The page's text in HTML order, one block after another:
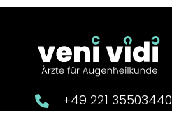
+49 221 35503440